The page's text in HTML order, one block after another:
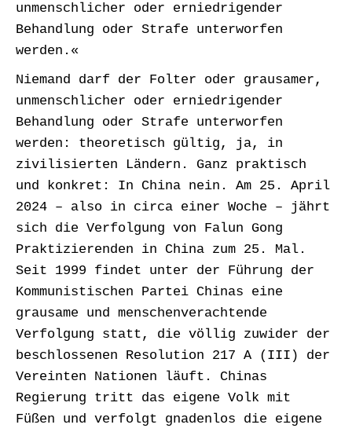
unmenschlicher oder erniedrigender
Behandlung oder Strafe unterworfen
werden.«
Niemand darf der Folter oder grausamer,
unmenschlicher oder erniedrigender
Behandlung oder Strafe unterworfen
werden: theoretisch gültig, ja, in
zivilisierten Ländern. Ganz praktisch
und konkret: In China nein. Am 25. April
2024 – also in circa einer Woche – jährt
sich die Verfolgung von Falun Gong
Praktizierenden in China zum 25. Mal.
Seit 1999 findet unter der Führung der
Kommunistischen Partei Chinas eine
grausame und menschenverachtende
Verfolgung statt, die völlig zuwider der
beschlossenen Resolution 217 A (III) der
Vereinten Nationen läuft. Chinas
Regierung tritt das eigene Volk mit
Füßen und verfolgt gnadenlos die eigene